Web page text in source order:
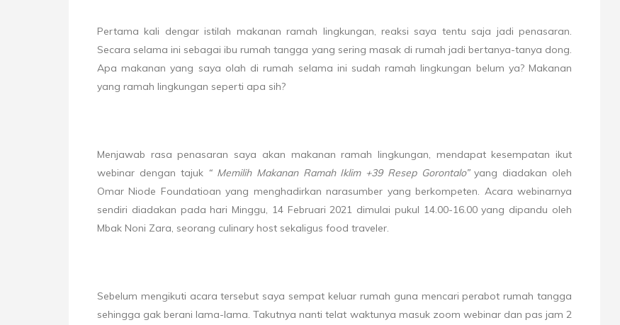
Pertama kali dengar istilah makanan ramah lingkungan, reaksi saya tentu saja jadi penasaran.
Secara selama ini sebagai ibu rumah tangga yang sering masak di rumah jadi bertanya-tanya dong.
Apa makanan yang saya olah di rumah selama ini sudah ramah lingkungan belum ya? Makanan
yang ramah lingkungan seperti apa sih?
Menjawab rasa penasaran saya akan makanan ramah lingkungan, mendapat kesempatan ikut
webinar dengan tajuk “ Memilih Makanan Ramah Iklim +39 Resep Gorontalo”yang diadakan oleh
Omar Niode Foundatioan yang menghadirkan narasumber yang berkompeten. Acara webinarnya
sendiri diadakan pada hari Minggu, 14 Februari 2021 dimulai pukul 14.00-16.00 yang dipandu oleh
Mbak Noni Zara, seorang culinary host sekaligus food traveler.
Sebelum mengikuti acara tersebut saya sempat keluar rumah guna mencari perabot rumah tangga
sehingga gak berani lama-lama. Takutnya nanti telat waktunya masuk zoom webinar dan pas jam 2